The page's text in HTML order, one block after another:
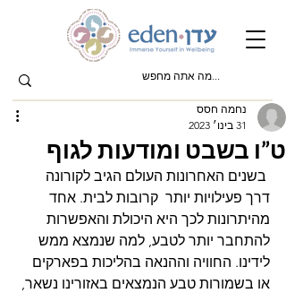
ט”ו בשבט ומודעות לגוף
נחמה חסס
31 בינו׳ 2023
בשנים האחרונות העולם הגיב לקורונה
דרך פעילויות יותר  קרובות לבית. אחד
מהיתרונות לכך היא היכולת והאפשרות
להתחבר יותר לטבע, למה שנמצא ממש
לידינו. החוויה וההנאה בהליכות בפארקים
או בשמורות טבע הנמצאים באזורינו נשאר,